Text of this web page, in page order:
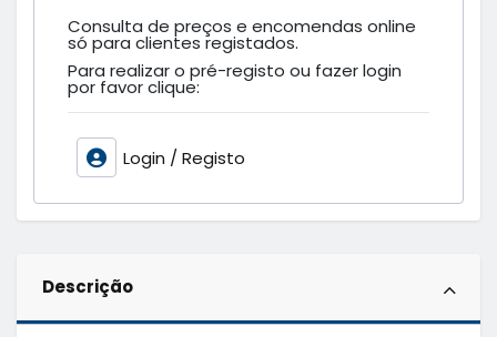
Consulta de preços e encomendas online
só para clientes registados.
Para realizar o pré-registo ou fazer login
por favor clique:
Login / Registo
Descrição